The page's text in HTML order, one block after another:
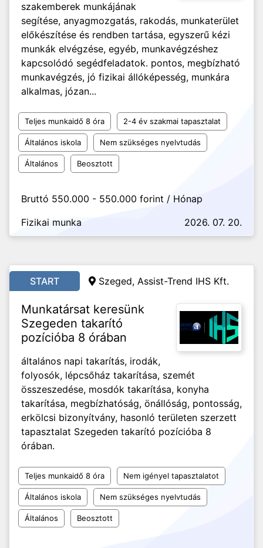
szakemberek munkájának
segítése, anyagmozgatás, rakodás, munkaterület
előkészítése és rendben tartása, egyszerű kézi
munkák elvégzése, egyéb, munkavégzéshez
kapcsolódó segédfeladatok. pontos, megbízható
munkavégzés, jó fizikai állóképesség, munkára
alkalmas, józan...
Teljes munkaidő 8 óra 2-4 év szakmai tapasztalat
Általános iskola Nem szükséges nyelvtudás
Általános Beosztott
Bruttó 550.000 - 550.000 forint / Hónap
Fizikai munka
2026. 07. 20.
START Szeged, Assist-Trend IHS Kft.
Munkatársat keresünk
Szegeden takarító
pozícióba 8 órában
általános napi takarítás, irodák,
folyosók, lépcsőház takarítása, szemét
összeszedése, mosdók takarítása, konyha
takarítása, megbízhatóság, önállóság, pontosság,
erkölcsi bizonyítvány, hasonló területen szerzett
tapasztalat Szegeden takarító pozícióba 8
órában.
Teljes munkaidő 8 óra Nem igényel tapasztalatot
Általános iskola Nem szükséges nyelvtudás
Általános Beosztott